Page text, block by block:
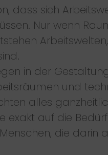
dass sich
Nur wenn
in der
und
alles
exakt auf die
die darin